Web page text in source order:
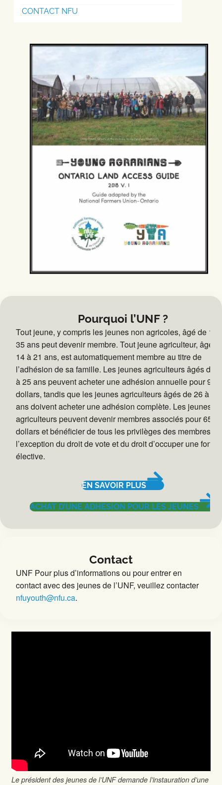
CONTACT NFU
Pourquoi l’UNF ?
Tout jeune, y compris les jeunes non agricoles, âgé de 14
35 ans peut devenir membre. Tout jeune agriculteur, âgé
14 à 21 ans, est automatiquement membre au titre de
l’adhésion de sa famille. Les jeunes agriculteurs âgés de
à 25 ans peuvent acheter une adhésion annuelle pour 98
dollars, tandis que les jeunes agriculteurs âgés de 26 à 35
ans doivent acheter une adhésion complète. Les jeunes
agriculteurs peuvent devenir membres associés pour 65
dollars et bénéficier de tous les privilèges des membres, à
l’exception du droit de vote et du droit d’occuper une
élective.
EN SAVOIR PLUS
ACHAT D’UNE ADHÉSION POUR LES JEUNES
Contact
UNF Pour plus d’informations ou pour entrer en
contact avec des jeunes de l’UNF, veuillez contacter
nfuyouth@nfu.ca.
Le président des jeunes de l’UNF demande l’instauration d’une